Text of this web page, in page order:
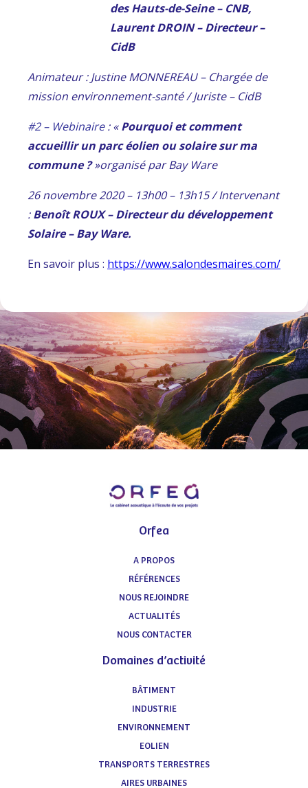
des Hauts-de-Seine – CNB,
Laurent DROIN – Directeur –
CidB
Animateur : Justine MONNEREAU – Chargée de
mission environnement-santé / Juriste – CidB
#2 – Webinaire: «Pourquoi et comment
accueillir un parc éolien ou solaire sur ma
commune ?»organisé par Bay Ware
26 novembre 2020 – 13h00 – 13h15 /Intervenant
:Benoît ROUX – Directeur du développement
Solaire – Bay Ware.
En savoir plus : https://www.salondesmaires.com/
Orfea
A PROPOS
RÉFÉRENCES
NOUS REJOINDRE
ACTUALITÉS
NOUS CONTACTER
Domaines d’activité
BÂTIMENT
INDUSTRIE
ENVIRONNEMENT
EOLIEN
TRANSPORTS TERRESTRES
AIRES URBAINES